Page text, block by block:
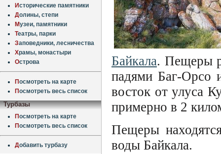
Исторические памятники
Долины, степи
Музеи, памятники
Театры, парки
Заповедники, лесничества
Храмы, монастыри
Острова
Посмотреть на карте
Посмотреть весь список
Турбазы
Посмотреть на карте
Посмотреть весь список
Добавить турбазу
Байкала. Пещеры
падями Баг-Орсо
восток от улуса
примерно в 2
Пещеры
воды Байкала.